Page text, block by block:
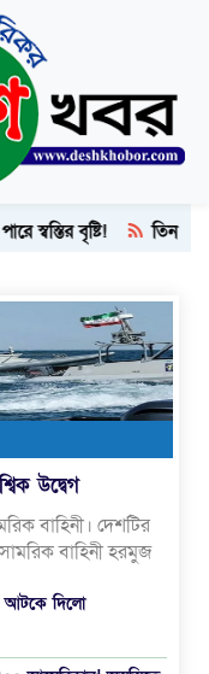
তিন কারণে
উদ্বেগ
বাহিনী। দেশটির
বাহিনী হরমুজ
কর্পসের
ইরানিয়ান স্টুডেন্টস
আটকে দিলো